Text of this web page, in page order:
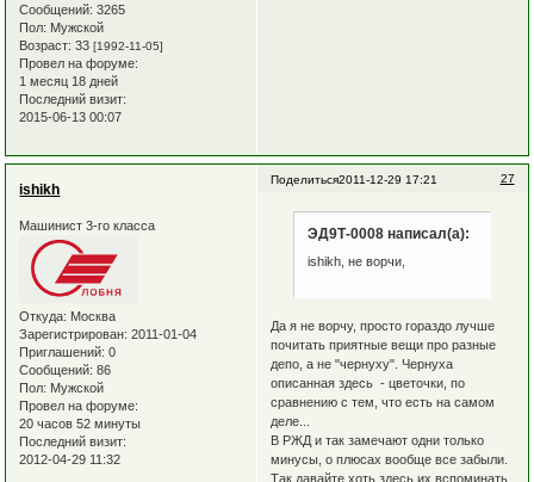
Сообщений: 3265
Пол: Мужской
Возраст: 33[1992-11-05]
Провел на форуме:
1 месяц 18 дней
Последний визит:
2015-06-13 00:07
Поделиться 27
2011-12-29 17:21
ishikh
Машинист 3-го класса
Откуда: Москва
Зарегистрирован: 2011-01-04
Приглашений: 0
Сообщений: 86
Пол: Мужской
Провел на форуме:
20 часов 52 минуты
Последний визит:
2012-04-29 11:32
ЭД9Т-0008 написал(а):
ishikh, не ворчи,
Да я не ворчу, просто гораздо лучше
почитать приятные вещи про разные
депо, а не "чернуху". Чернуха
описанная здесь - цветочки, по
сравнению с тем, что есть на самом
деле...
В РЖД и так замечают одни только
минусы, о плюсах вообще все забыли.
Так давайте хоть здесь их вспоминать.